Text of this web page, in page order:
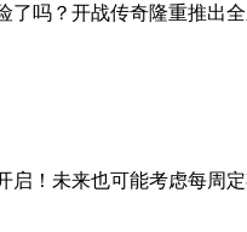
了吗？开战传奇隆重推
！未来也可能考虑每周